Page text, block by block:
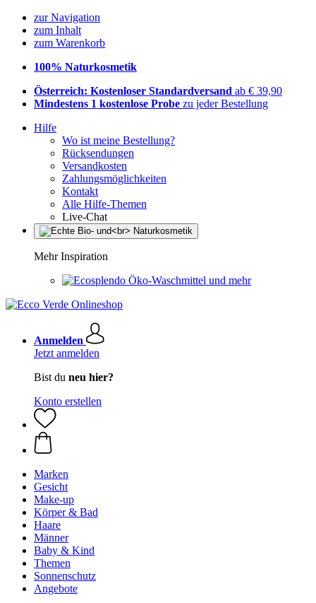
zur Navigation
zum Inhalt
zum Warenkorb
100% Naturkosmetik
Österreich: Kostenloser Standardversand ab € 39,90
Mindestens 1 kostenlose Probe zu jeder Bestellung
Hilfe
Wo ist meine Bestellung?
Rücksendungen
Versandkosten
Zahlungsmöglichkeiten
Kontakt
Alle Hilfe-Themen
Live-Chat
Mehr Inspiration
Öko-Waschmittel und mehr
Anmelden
Jetzt anmelden
Bist du neu hier?
Konto erstellen
Marken
Gesicht
Make-up
Körper & Bad
Haare
Männer
Baby & Kind
Themen
Sonnenschutz
Angebote